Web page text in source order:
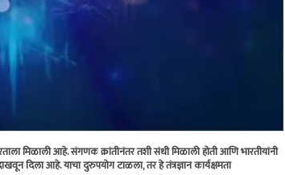
मिळाली आहे. संगणक क्रांतीनंतर तशी संधी मिळाली होती आणि भारतीयांनी
दिला आहे. याचा दुरुपयोग टाळला, तर हे तंत्रज्ञान कार्यक्षमता